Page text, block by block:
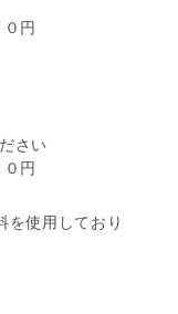
円
さい
円
を使用しており